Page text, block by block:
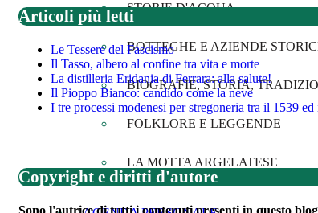
STORIE D'ACQUA
BOTTEGHE E AZIENDE
BIOGRAFIE, STORIA,
FOLKLORE E LEGGENDE
LA MOTTA ARGELATESE
Articoli più letti
Le Tessere del Fascismo
Il Tasso, albero al confine tra vita e morte
La distilleria Eridania di Ferrara: alla salute!
Il Pioppo Bianco: candido come la neve
I tre processi modenesi per stregoneria tra il 1539
Copyright e diritti d'autore
Sono l'autrice di tutti i contenuti presenti in questo